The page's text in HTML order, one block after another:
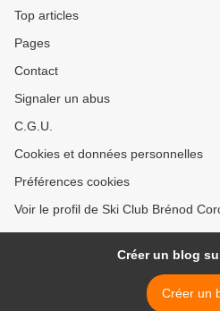
Top articles
Pages
Contact
Signaler un abus
C.G.U.
Cookies et données personnelles
Préférences cookies
Voir le profil de Ski Club Brénod
Créer un blog
Créer un